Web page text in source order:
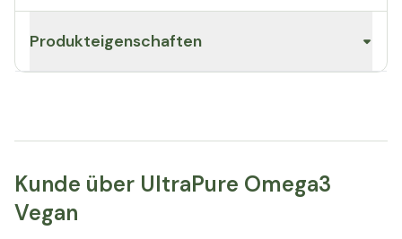
Produkteigenschaften
Kunde über UltraPure Omega3
Vegan